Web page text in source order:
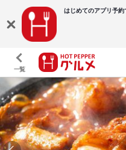
はじめてのアプリ予約
一覧